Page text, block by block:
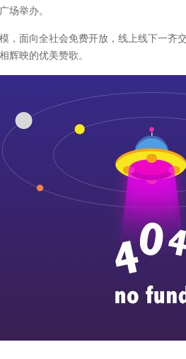
场举办。
，面向全社会免费开放，线上线下一齐
辉映的优美赞歌。